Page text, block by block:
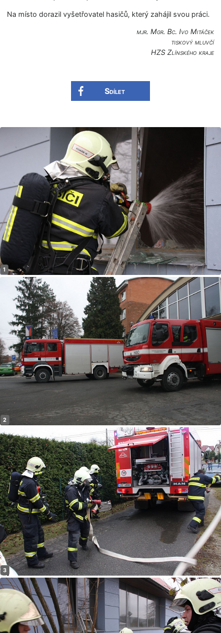
Na místo dorazil vyšetřovatel hasičů, který zahájil svou práci.
mjr. Mgr. Bc. Ivo Mitáček
tiskový mluvčí
HZS Zlínského kraje
Sdílet